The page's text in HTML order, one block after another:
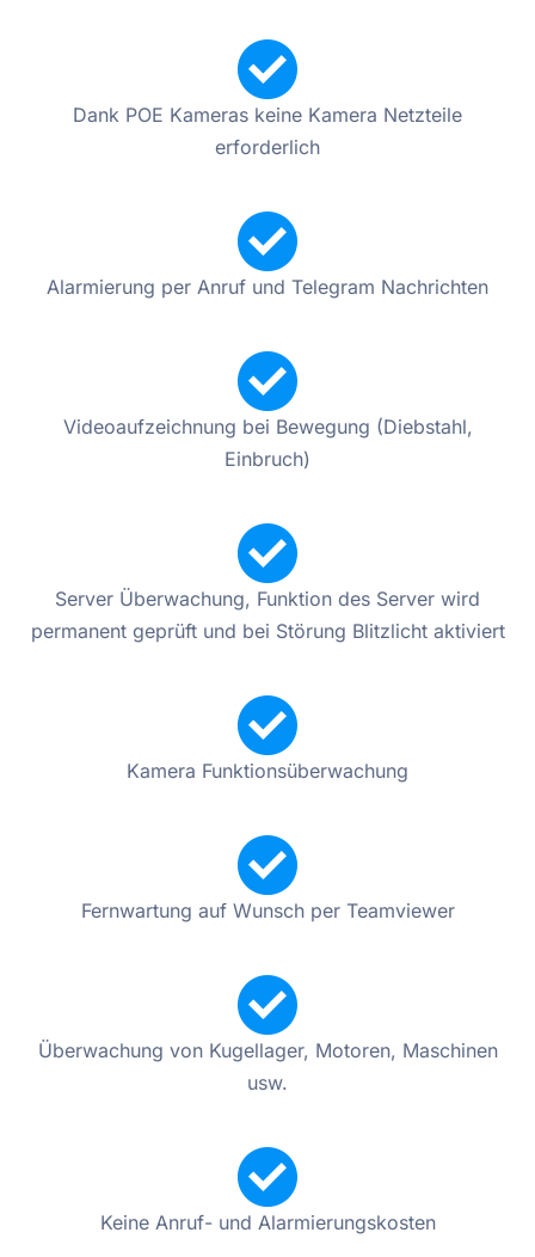
Dank POE Kameras keine Kamera Netzteile
erforderlich
Alarmierung per Anruf und Telegram Nachrichten
Videoaufzeichnung bei Bewegung (Diebstahl,
Einbruch)
Server Überwachung, Funktion des Server wird
permanent geprüft und bei Störung Blitzlicht aktiviert
Kamera Funktionsüberwachung
Fernwartung auf Wunsch per Teamviewer
Überwachung von Kugellager, Motoren, Maschinen
usw.
Keine Anruf- und Alarmierungskosten